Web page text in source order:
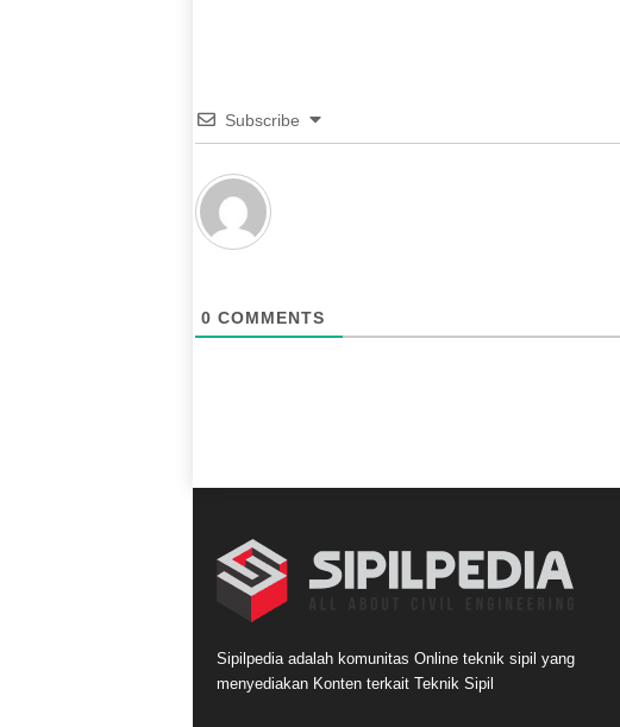
Subscribe
0 COMMENTS
Sipilpedia adalah komunitas Online teknik sipil yang
menyediakan Konten terkait Teknik Sipil